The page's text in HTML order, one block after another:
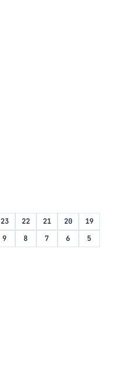
23 22 21 20
19
9 8 7 6
5